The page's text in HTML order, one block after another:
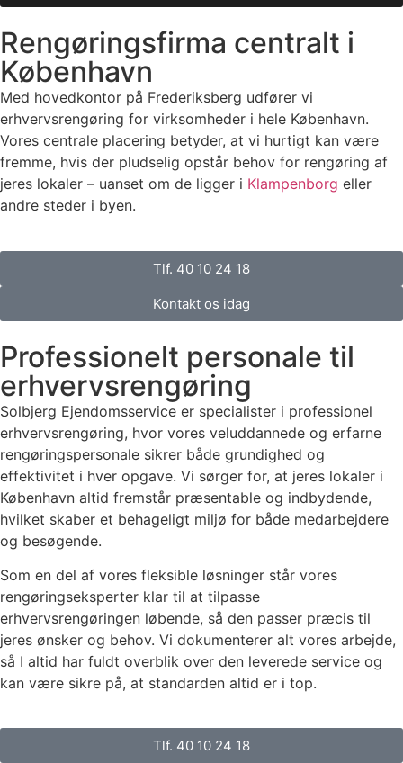
Rengøringsfirma centralt i
København
Med hovedkontor på Frederiksberg udfører vi
erhvervsrengøring for virksomheder i hele København.
Vores centrale placering betyder, at vi hurtigt kan være
fremme, hvis der pludselig opstår behov for rengøring af
jeres lokaler – uanset om de ligger i Klampenborg eller
andre steder i byen.
Tlf. 40 10 24 18
Kontakt os idag
Professionelt personale til
erhvervsrengøring
Solbjerg Ejendomsservice er specialister i professionel
erhvervsrengøring, hvor vores veluddannede og erfarne
rengøringspersonale sikrer både grundighed og
effektivitet i hver opgave. Vi sørger for, at jeres lokaler i
København altid fremstår præsentable og indbydende,
hvilket skaber et behageligt miljø for både medarbejdere
og besøgende.
Som en del af vores fleksible løsninger står vores
rengøringseksperter klar til at tilpasse
erhvervsrengøringen løbende, så den passer præcis til
jeres ønsker og behov. Vi dokumenterer alt vores arbejde,
så I altid har fuldt overblik over den leverede service og
kan være sikre på, at standarden altid er i top.
Tlf. 40 10 24 18